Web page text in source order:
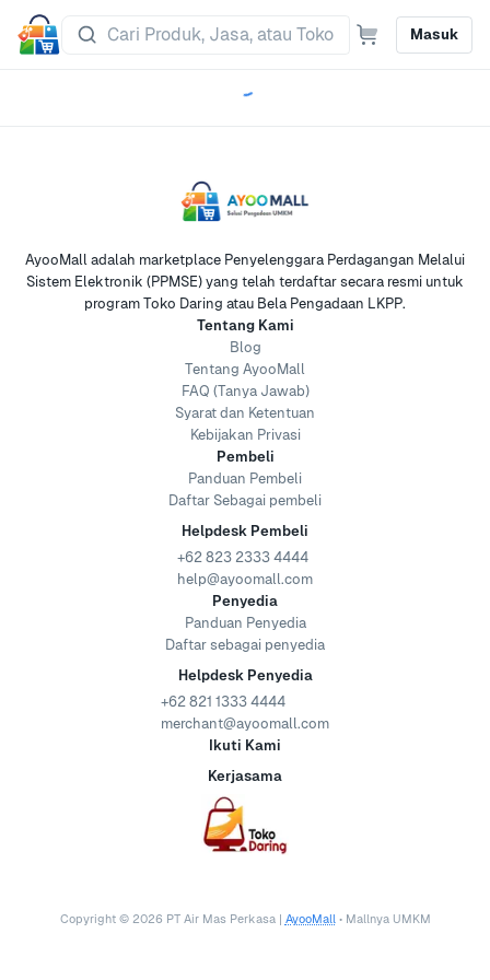
Masuk
AyooMall adalah marketplace Penyelenggara Perdagangan Melalui
Sistem Elektronik (PPMSE) yang telah terdaftar secara resmi untuk
program Toko Daring atau Bela Pengadaan LKPP.
Tentang Kami
Blog
Tentang AyooMall
FAQ (Tanya Jawab)
Syarat dan Ketentuan
Kebijakan Privasi
Pembeli
Panduan Pembeli
Daftar Sebagai pembeli
Helpdesk Pembeli
+62 823 2333 4444
help@ayoomall.com
Penyedia
Panduan Penyedia
Daftar sebagai penyedia
Helpdesk Penyedia
+62 821 1333 4444
merchant@ayoomall.com
Ikuti Kami
Kerjasama
Copyright © 2026 PT Air Mas Perkasa | AyooMall • Mallnya UMKM